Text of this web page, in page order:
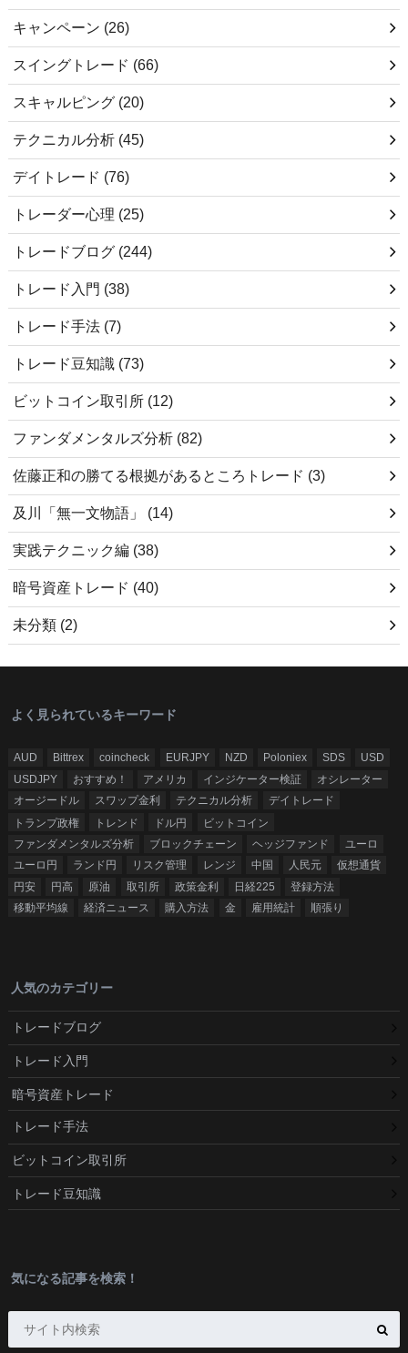
キャンペーン (26)
スイングトレード (66)
スキャルピング (20)
テクニカル分析 (45)
デイトレード (76)
トレーダー心理 (25)
トレードブログ (244)
トレード入門 (38)
トレード手法 (7)
トレード豆知識 (73)
ビットコイン取引所 (12)
ファンダメンタルズ分析 (82)
佐藤正和の勝てる根拠があるところトレード (3)
及川「無一文物語」 (14)
実践テクニック編 (38)
暗号資産トレード (40)
未分類 (2)
よく見られているキーワード
AUD Bittrex coincheck EURJPY NZD Poloniex SDS
USD
USDJPY
おすすめ！ アメリカ インジケーター検証
オシレーター
オージードル
スワップ金利 テクニカル分析
デイトレード
トランプ政権
トレンド ドル円
ビットコイン
ファンダメンタルズ分析
ブロックチェーン ヘッジファンド
ユーロ
ユーロ円
ランド円 リスク管理 レンジ 中国 人民元
仮想通貨
円安
円高 原油 取引所 政策金利 日経225
登録方法
移動平均線
経済ニュース 購入方法 金 雇用統計 順張り
人気のカテゴリー
トレードブログ
トレード入門
暗号資産トレード
トレード手法
ビットコイン取引所
トレード豆知識
気になる記事を検索！